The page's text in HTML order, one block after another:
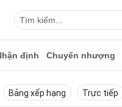
định Chuyển nhượng
Bảng xếp hạng Trực tiếp